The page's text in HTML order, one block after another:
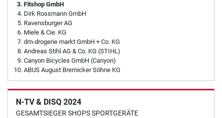
Fitshop GmbH
Dirk Rossmann GmbH
Ravensburger AG
Miele & Cie. KG
dm-drogerie markt GmbH + Co. KG
Andreas Stihl AG & Co. KG (STIHL)
Canyon Bicycles GmbH (Canyon)
ABUS August Bremicker Söhne KG
N-TV & DISQ 2024
GESAMTSIEGER SHOPS SPORTGERÄTE